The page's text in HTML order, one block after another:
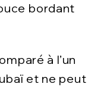
bordant
à l’un
et ne peut